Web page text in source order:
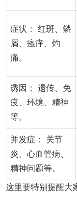
症状： 红斑、鳞
屑、瘙痒、灼
痛。
诱因： 遗传、免
疫、环境、精神
等。
并发症： 关节
炎、心血管病、
精神问题等。
这里要特别提醒大